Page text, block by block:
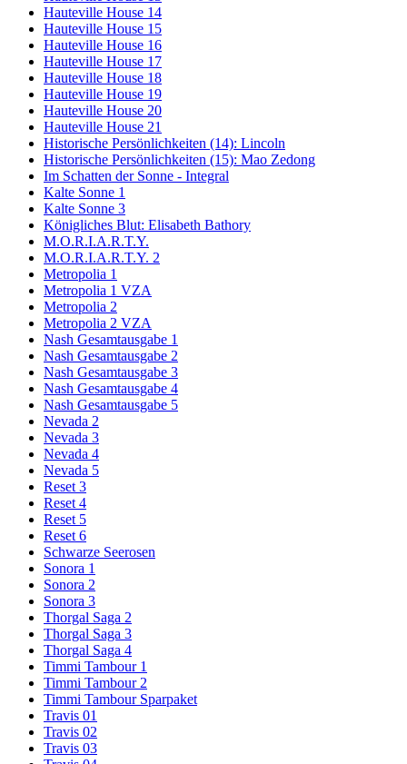
Hauteville House 14
Hauteville House 15
Hauteville House 16
Hauteville House 17
Hauteville House 18
Hauteville House 19
Hauteville House 20
Hauteville House 21
Historische Persönlichkeiten (14): Lincoln
Historische Persönlichkeiten (15): Mao Zedong
Im Schatten der Sonne - Integral
Kalte Sonne 1
Kalte Sonne 3
Königliches Blut: Elisabeth Bathory
M.O.R.I.A.R.T.Y.
M.O.R.I.A.R.T.Y. 2
Metropolia 1
Metropolia 1 VZA
Metropolia 2
Metropolia 2 VZA
Nash Gesamtausgabe 1
Nash Gesamtausgabe 2
Nash Gesamtausgabe 3
Nash Gesamtausgabe 4
Nash Gesamtausgabe 5
Nevada 2
Nevada 3
Nevada 4
Nevada 5
Reset 3
Reset 4
Reset 5
Reset 6
Schwarze Seerosen
Sonora 1
Sonora 2
Sonora 3
Thorgal Saga 2
Thorgal Saga 3
Thorgal Saga 4
Timmi Tambour 1
Timmi Tambour 2
Timmi Tambour Sparpaket
Travis 01
Travis 02
Travis 03